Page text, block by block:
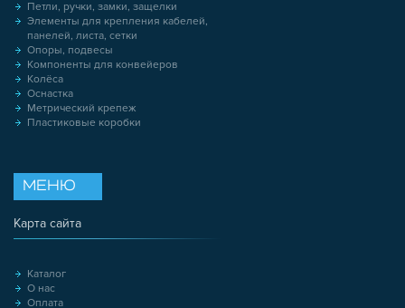
Петли, ручки, замки, защелки
Элементы для крепления кабелей,
панелей, листа, сетки
Опоры, подвесы
Компоненты для конвейеров
Колёса
Оснастка
Метрический крепеж
Пластиковые коробки
МЕНЮ
Карта сайта
Каталог
О нас
Оплата